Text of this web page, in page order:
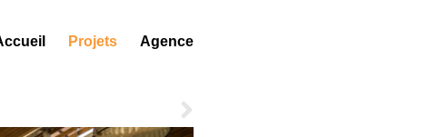
Projets Agence